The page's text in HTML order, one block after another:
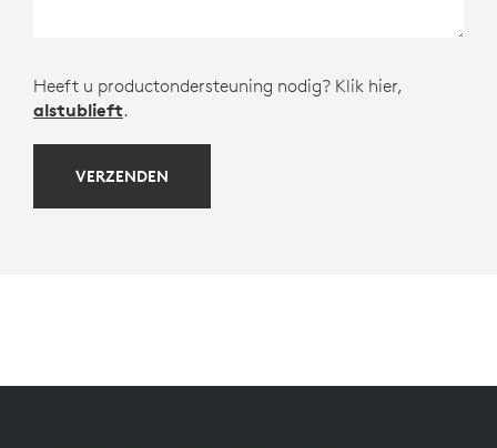
Heeft u productondersteuning nodig? Klik hier,
alstublieft.
VERZENDEN